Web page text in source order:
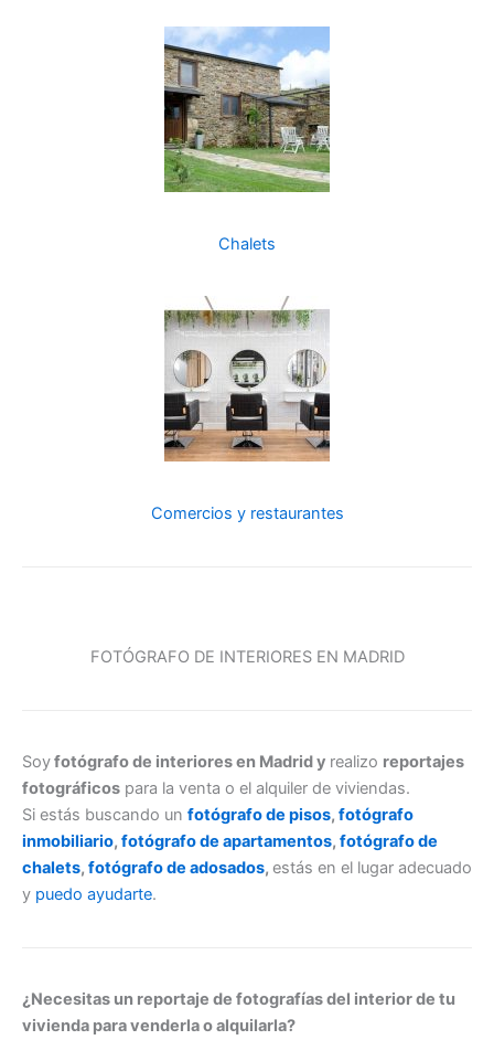
Chalets
Comercios y restaurantes
FOTÓGRAFO DE INTERIORES EN MADRID
Soyfotógrafo de interiores en Madrid y realizo reportajes
fotográficos para la venta o el alquiler de viviendas.
Si estás buscando un fotógrafo de pisos, fotógrafo
inmobiliario, fotógrafo de apartamentos, fotógrafo de
chalets, fotógrafo de adosados, estás en el lugar adecuado
y puedo ayudarte.
¿Necesitas un reportaje de fotografías del interior de tu
vivienda para venderla o alquilarla?